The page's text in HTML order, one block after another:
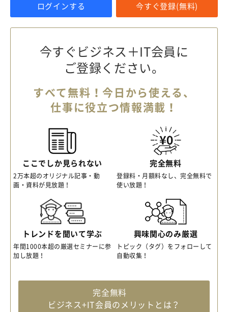
ログインする 今すぐ登録(無料)
今すぐビジネス＋IT会員に
ご登録ください。
すべて無料！今日から使える、
仕事に役立つ情報満載！
ここでしか見られない
2万本超のオリジナル記事・動
画・資料が見放題！
完全無料
登録料・月額料なし、完全無料で
使い放題！
トレンドを聞いて学ぶ
年間1000本超の厳選セミナーに参
加し放題！
興味関心のみ厳選
トピック（タグ）をフォローして
自動収集！
完全無料
ビジネス+IT会員のメリットとは？